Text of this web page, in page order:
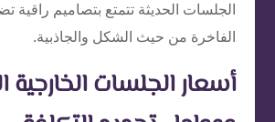
الجلسات الحديثة تتمتع بتصاميم راقية
الفاخرة من حيث الشكل والجاذبية.
أسعار الجلسات الخارجية